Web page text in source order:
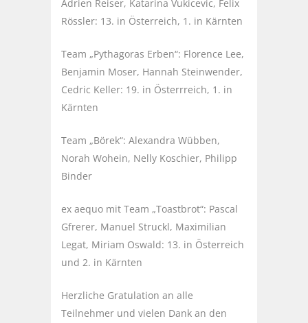
Adrien Reiser, Katarina Vukicevic, Felix
Rössler: 13. in Österreich, 1. in Kärnten
Team „Pythagoras Erben“: Florence Lee,
Benjamin Moser, Hannah Steinwender,
Cedric Keller: 19. in Österrreich, 1. in
Kärnten
Team „Börek“: Alexandra Wübben,
Norah Wohein, Nelly Koschier, Philipp
Binder
ex aequo mit Team „Toastbrot“: Pascal
Gfrerer, Manuel Struckl, Maximilian
Legat, Miriam Oswald: 13. in Österreich
und 2. in Kärnten
Herzliche Gratulation an alle
Teilnehmer und vielen Dank an den